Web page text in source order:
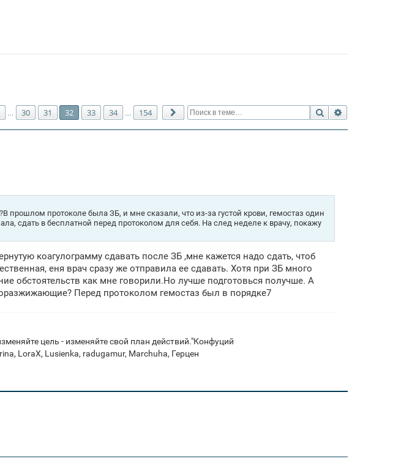
Поиск
32 из154
… 30 31 32 33 34 … 154 След.
прошлом протоколе была ЗБ, и мне сказали, что из-за густой крови, гемостаз один
сдать в бесплатной перед протоколом для себя. На след неделе к врачу, покажу
коагулограмму сдавать после ЗБ ,мне кажется надо сдать, чтоб
еня врач сразу же отправила ее сдавать. Хотя при ЗБ много
обстоятельств как мне говорили.Но лучше подготовься получше. А
Перед протоколом гемостаз был в порядке7
цель - изменяйте свой план действий."Конфуций
LoraX, Lusienka, radugamur, Marchuha, Герцен